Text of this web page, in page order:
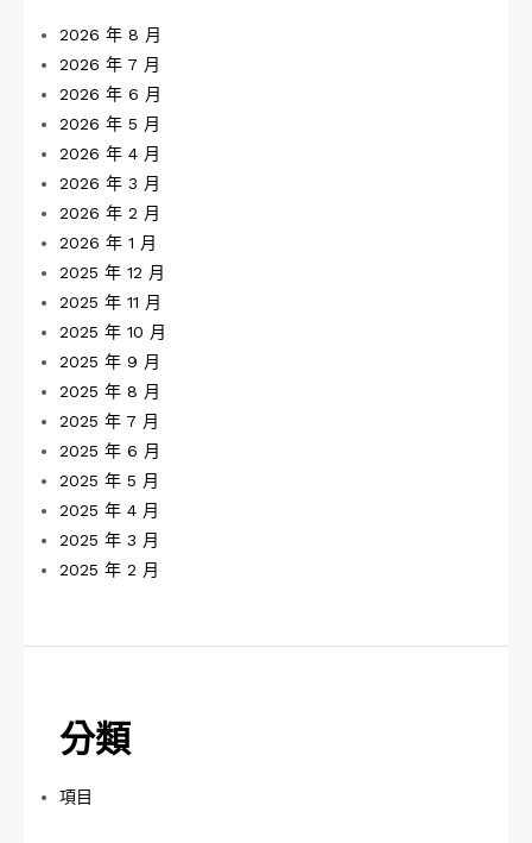
2026 年 8 月
2026 年 7 月
2026 年 6 月
2026 年 5 月
2026 年 4 月
2026 年 3 月
2026 年 2 月
2026 年 1 月
2025 年 12 月
2025 年 11 月
2025 年 10 月
2025 年 9 月
2025 年 8 月
2025 年 7 月
2025 年 6 月
2025 年 5 月
2025 年 4 月
2025 年 3 月
2025 年 2 月
分類
項目